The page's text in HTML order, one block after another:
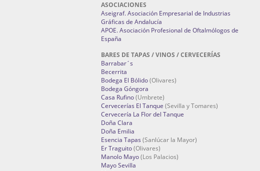
ASOCIACIONES
Aseigraf. Asociación Empresarial de Industrias
Gráficas de Andalucía
APOE. Asociación Profesional de Oftalmólogos de
España
BARES DE TAPAS / VINOS / CERVECERÍAS
Barrabar´s
Becerrita
Bodega El Bólido(Olivares)
Bodega Góngora
Casa Rufino(Umbrete)
Cervecerías El Tanque (Sevilla y Tomares)
Cervecería La Flor del Tanque
Doña Clara
Doña Emilia
Esencia Tapas (Sanlúcar la Mayor)
Er Traguito(Olivares)
Manolo Mayo(Los Palacios)
Mayo Sevilla